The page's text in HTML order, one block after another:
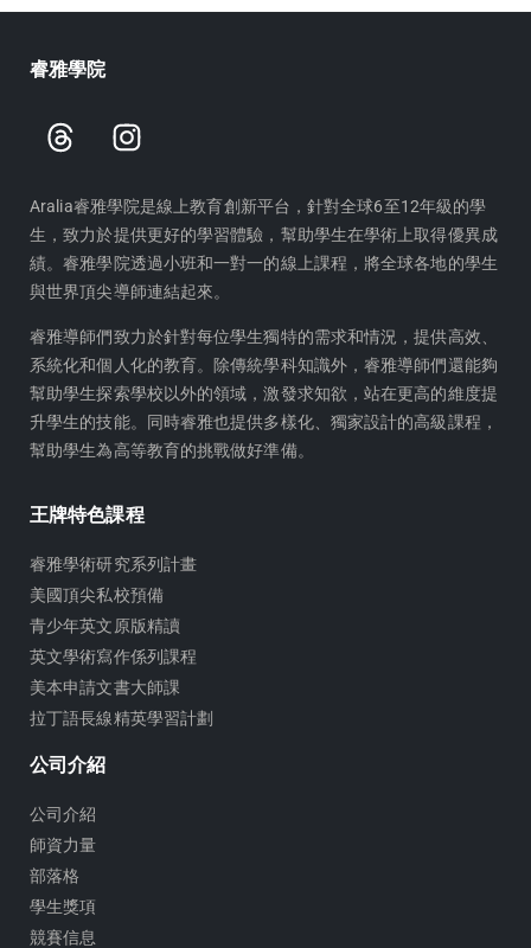
睿雅學院
T
h
e
a
d
s
I
n
t
a
g
r
a
m
Aralia睿雅學院是線上教育創新平台，針對全球6至12年級的學
生，致力於提供更好的學習體驗，幫助學生在學術上取得優異成
績。睿雅學院透過小班和一對一的線上課程，將全球各地的學生
與世界頂尖導師連結起來。
睿雅導師們致力於針對每位學生獨特的需求和情況，提供高效、
系統化和個人化的教育。除傳統學科知識外，睿雅導師們還能夠
幫助學生探索學校以外的領域，激發求知欲，站在更高的維度提
升學生的技能。同時睿雅也提供多樣化、獨家設計的高級課程，
幫助學生為高等教育的挑戰做好準備。
王牌特色課程
睿雅學術研究系列計畫
美國頂尖私校預備
青少年英文原版精讀
英文學術寫作係列課程
美本申請文書大師課
拉丁語長線精英學習計劃
公司介紹
公司介紹
師資力量
部落格
學生獎項
競賽信息